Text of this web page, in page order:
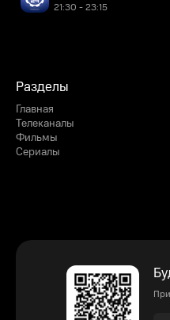
21:30 - 23:15
Разделы
Главная
Телеканалы
Фильмы
Сериалы